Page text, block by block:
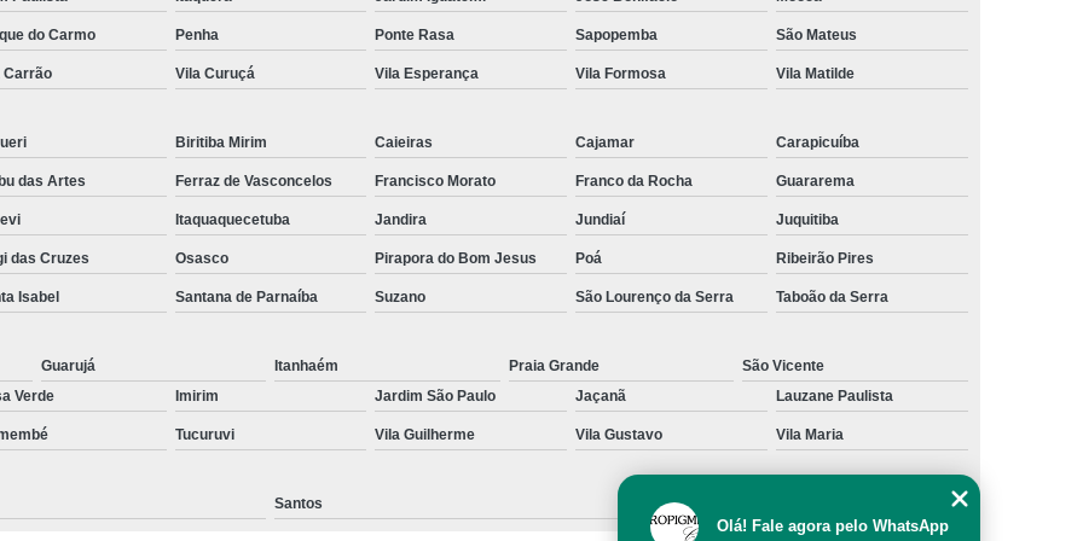
Preenchimento Capilar Central
Preenchimento Capilar com Micro Ponto
Preenchimento Capilar com Micropigmentação
Preenchimento Capilar com Pigmentação
Preenchimento Capilar Feminino
Preenchimento Capilar Masculino
Preenchimento Capilar na Testa
Preenchimento Capilar nas Entradas
Preenchimento Capilar para Diminuir Testa
Tratamento de Calvície
Tratamento para a Calvície Feminina
Tratamento para Calvície com Micopigmentação
Tratamento para Calvície com Pigmentação
Tratamento para Calvície em Homens
Tratamento para Calvície Homem
Tratamento para Calvície Masculina
do Carmo Penha Ponte Rasa Sapopemba São Mateus
Carrão Vila Curuçá Vila Esperança Vila Formosa Vila Matilde
Biritiba Mirim Caieiras Cajamar Carapicuíba
das Artes Ferraz de Vasconcelos Francisco Morato Franco da Rocha Guararema
Itaquaquecetuba Jandira Jundiaí Juquitiba
das Cruzes Osasco Pirapora do Bom Jesus Poá Ribeirão Pires
Isabel Santana de Parnaíba Suzano São Lourenço da Serra Taboão da Serra
Guarujá Itanhaém Praia Grande
São Vicente
Verde Imirim Jardim São Paulo Jaçanã Lauzane Paulista
Tucuruvi Vila Guilherme Vila Gustavo Vila Maria
Santos
Olá! Fale agora pelo WhatsApp